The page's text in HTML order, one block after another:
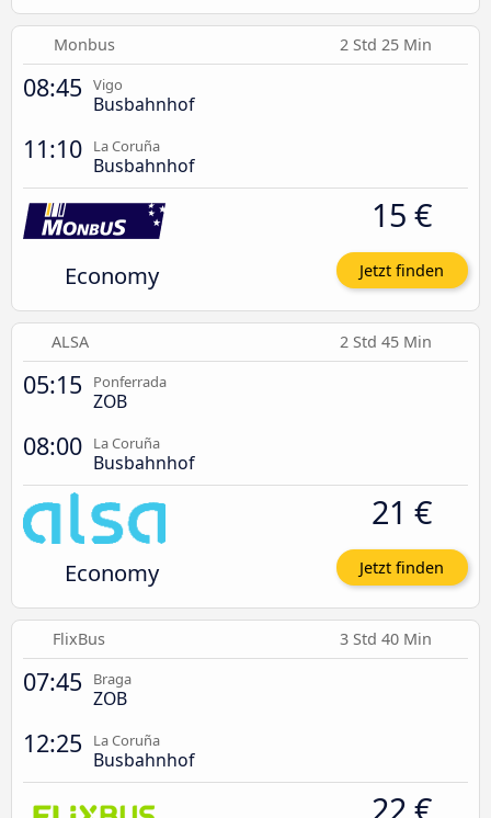
Monbus 2 Std 25 Min
08:45 Vigo
Busbahnhof
11:10 La Coruña
Busbahnhof
Economy
15 €
Jetzt finden
ALSA 2 Std 45 Min
05:15 Ponferrada
ZOB
08:00 La Coruña
Busbahnhof
Economy
21 €
Jetzt finden
FlixBus 3 Std 40 Min
07:45 Braga
ZOB
12:25 La Coruña
Busbahnhof
22 €